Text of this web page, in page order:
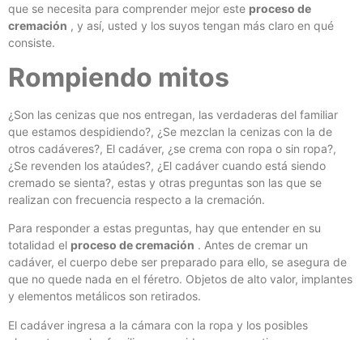
que se necesita para comprender mejor este proceso de
cremación , y así, usted y los suyos tengan más claro en qué
consiste.
Rompiendo mitos
¿Son las cenizas que nos entregan, las verdaderas del familiar
que estamos despidiendo?, ¿Se mezclan la cenizas con la de
otros cadáveres?, El cadáver, ¿se crema con ropa o sin ropa?,
¿Se revenden los ataúdes?, ¿El cadáver cuando está siendo
cremado se sienta?, estas y otras preguntas son las que se
realizan con frecuencia respecto a la cremación.
Para responder a estas preguntas, hay que entender en su
totalidad el proceso de cremación . Antes de cremar un
cadáver, el cuerpo debe ser preparado para ello, se asegura de
que no quede nada en el féretro. Objetos de alto valor, implantes
y elementos metálicos son retirados.
El cadáver ingresa a la cámara con la ropa y los posibles